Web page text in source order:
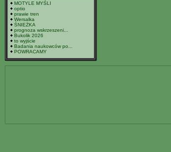
MOTYLE MYŚLI
optio
prawie tren
Wersalka
ŚNIEŻKA
prognoza wskrzeszeni...
Bukolik 2026
to wyjście
Badania naukowców po...
POWRACAMY